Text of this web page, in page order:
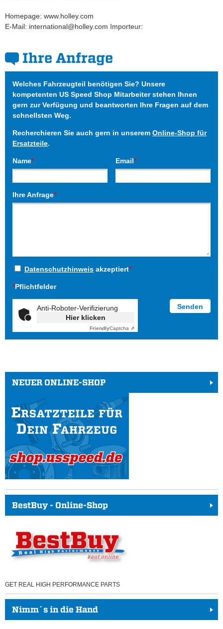
Homepage: www.holley.com
E-Mail: international@holley.com Importeur:
Ihre Anfrage
Welches Fahrzeugteil benötigen Sie? Unsere
kompetenten US Speed Shop Mitarbeiter stehen Ihnen
gern zur Verfügung und beantworten Ihre Fragen auf dem
schnellsten Weg.
Recherchieren Sie auch gern in unserem Online-Shop für
Ersatzteile.
Name* Email*
Ihre Anfrage*
Datenschutzhinweis akzeptiert*
*Pflichtfelder
Anti-Roboter-Verifizierung
Hier klicken
FriendlyCaptcha ⇗
NEUER ONLINE-SHOP
BestBuy - Online-Shop
GET REAL HIGH PERFORMANCE PARTS
Nimm´s in die Hand